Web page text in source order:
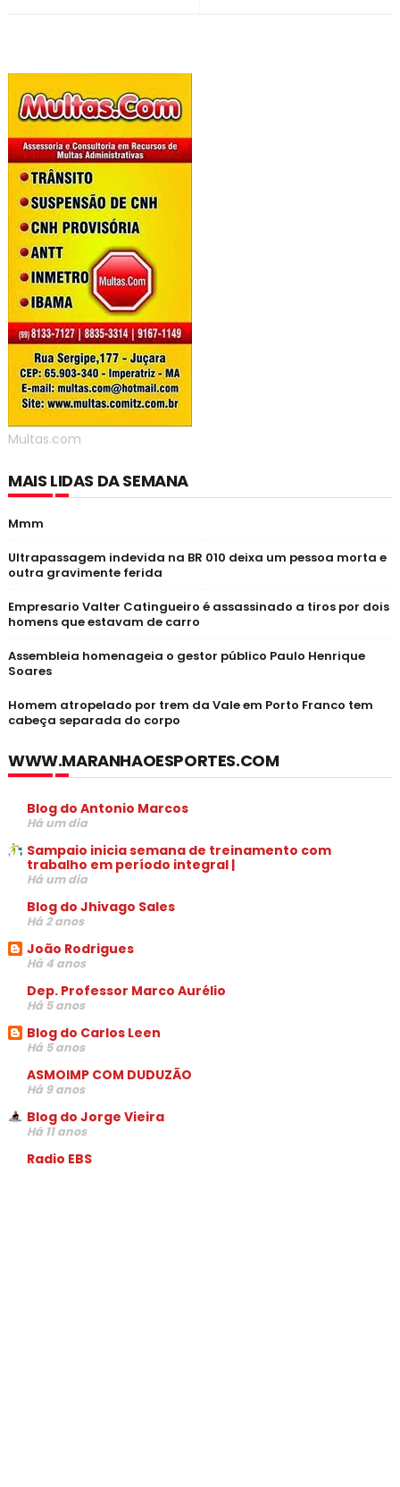
Multas.com
MAIS LIDAS DA SEMANA
Mmm
Ultrapassagem indevida na BR 010 deixa um pessoa morta e
outra gravimente ferida
Empresario Valter Catingueiro é assassinado a tiros por dois
homens que estavam de carro
Assembleia homenageia o gestor público Paulo Henrique
Soares
Homem atropelado por trem da Vale em Porto Franco tem
cabeça separada do corpo
WWW.MARANHAOESPORTES.COM
Blog do Antonio Marcos
Há um dia
Sampaio inicia semana de treinamento com
trabalho em período integral |
Há um dia
Blog do Jhivago Sales
Há 2 anos
João Rodrigues
Há 4 anos
Dep. Professor Marco Aurélio
Há 5 anos
Blog do Carlos Leen
Há 5 anos
ASMOIMP COM DUDUZÃO
Há 9 anos
Blog do Jorge Vieira
Há 11 anos
Radio EBS